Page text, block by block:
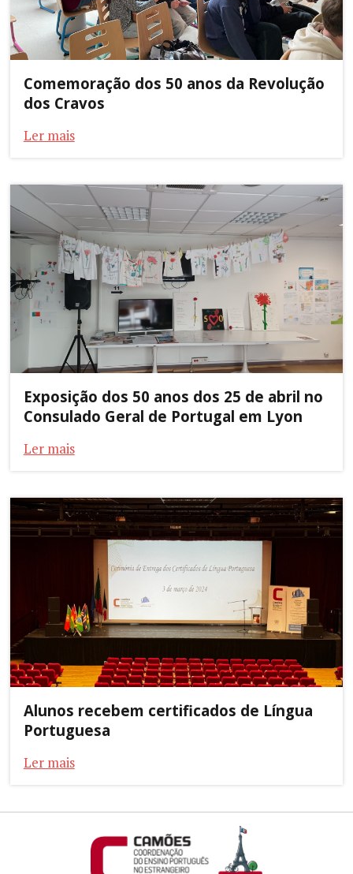
Comemoração dos 50 anos da Revolução
dos Cravos
Ler mais
Exposição dos 50 anos dos 25 de abril no
Consulado Geral de Portugal em Lyon
Ler mais
Alunos recebem certificados de Língua
Portuguesa
Ler mais